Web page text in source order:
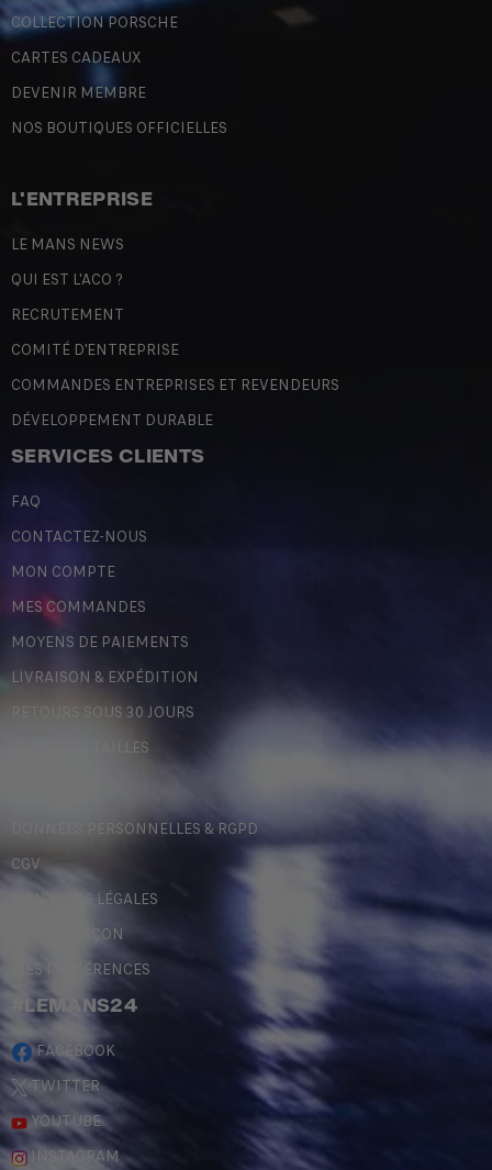
COLLECTION PORSCHE
CARTES CADEAUX
DEVENIR MEMBRE
NOS BOUTIQUES OFFICIELLES
L'ENTREPRISE
LE MANS NEWS
QUI EST L'ACO ?
RECRUTEMENT
COMITÉ D'ENTREPRISE
COMMANDES ENTREPRISES ET REVENDEURS
DÉVELOPPEMENT DURABLE
SERVICES CLIENTS
FAQ
CONTACTEZ-NOUS
MON COMPTE
MES COMMANDES
MOYENS DE PAIEMENTS
LIVRAISON & EXPÉDITION
RETOURS SOUS 30 JOURS
GUIDE DES TAILLES
DONNÉES PERSONNELLES & RGPD
CGV
MENTIONS LÉGALES
CONTREFAÇON
MES PRÉFÉRENCES
#LEMANS24
FACEBOOK
TWITTER
YOUTUBE
INSTAGRAM